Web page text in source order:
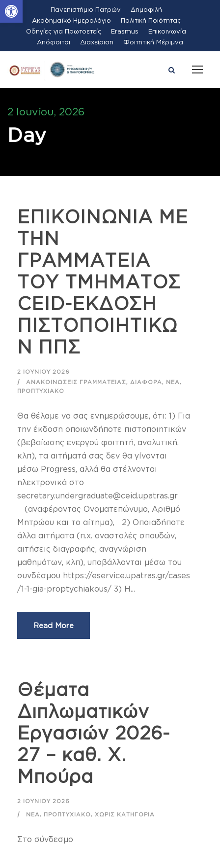
Ανοίξτε τη γραμμή εργαλείων Πανεπιστήμιο Πατρών
Δημοφιλή
Ακαδημαϊκό Ημερολόγιο
Πολιτική Ποιότητας
Οδηγίες για Πρωτοετείς
Erasmus
Επικοινωνία
Απόφοιτοι
Διαχείριση Φοιτητική Μέριμνα
2 Ιουνίου, 2026
Day
ΕΠΙΚΟΙΝΩΝΙΑ ΜΕ
ΤΗΝ
ΓΡΑΜΜΑΤΕΙΑ
ΤΟΥ ΤΜΗΜΑΤΟΣ
CEID-ΕΚΔΟΣΗ
ΠΙΣΤΟΠΟΙΗΤΙΚΩ
Ν ΠΠΣ
2 ΙΟΥΝΊΟΥ 2026
ΑΝΑΚΟΙΝΏΣΕΙΣ ΓΡΑΜΜΑΤΕΊΑΣ, ΔΙΆΦΟΡΑ, ΝΈΑ,
ΠΡΟΠΤΥΧΙΑΚΌ
Θα θέλαμε να σας ενημερώσουμε, ότι: 1) Για
την έκδοση οποιωνδήποτε πιστοποιητικών
(βεβαίωσης ενεργού φοιτητή, αναλυτική,
κλπ), τα αιτήματά σας δεν θα γίνονται
μέσω Progress, αλλά θα στέλνονται
ηλεκτρονικά στο
secretary.undergraduate@ceid.upatras.gr
(αναφέροντας Ονοματεπώνυμο, Αριθμό
Μητρώου και το αίτημα), 2) Οποιαδήποτε
άλλα αιτήματα (π.χ. αναστολές σπουδών,
αιτήσεις διαγραφής, αναγνώριση
μαθημάτων, κλπ), υποβάλλονται μέσω του
συνδέσμου https://eservice.upatras.gr/cases
/1-1-gia-proptychiakous/ 3) Η...
Read More
Θέματα
Διπλωματικών
Εργασιών 2026-
27 – καθ. Χ.
Μπούρα
2 ΙΟΥΝΊΟΥ 2026
ΝΈΑ, ΠΡΟΠΤΥΧΙΑΚΌ, ΧΩΡΊΣ ΚΑΤΗΓΟΡΊΑ
Στο σύνδεσμο